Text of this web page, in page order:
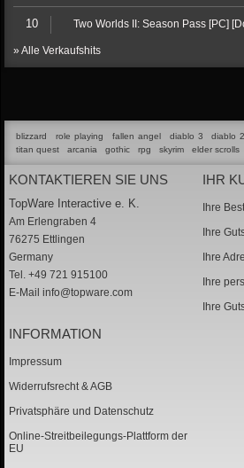
10 Two Worlds II: Season Pass [PC]
» Alle Verkaufshits
blizzard role playing fallen angel diablo 3 diablo 2
titan quest
arcania gothic rpg skyrim elder scrolls
KONTAKTIEREN SIE UNS
TopWare Interactive e. K.
Am Erlengraben 4
76275 Ettlingen
Germany
Tel. +49 721 915100
E-Mail info@topware.com
IHR
Ihre
Ihre
Ihre
Ihre
Ihre
INFORMATION
Impressum
Widerrufsrecht & AGB
Privatsphäre und Datenschutz
Online-Streitbeilegungs-Plattform der
EU